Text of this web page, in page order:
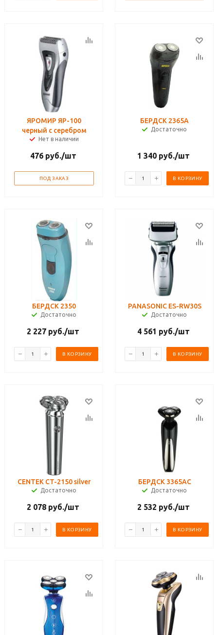
ЯРОМИР ЯР-100
черный с серебром
Нет в наличии
476руб./шт
ПОД ЗАКАЗ
БЕРДСК 2365А
Достаточно
1 340 руб./шт
В КОРЗИНУ
БЕРДСК 2350
Достаточно
2 227 руб./шт
В КОРЗИНУ
PANASONIC ES-RW30S
Достаточно
4 561 руб./шт
В КОРЗИНУ
CENTEK CT-2150 silver
Достаточно
2 078 руб./шт
В КОРЗИНУ
БЕРДСК 3365АС
Достаточно
2 532 руб./шт
В КОРЗИНУ